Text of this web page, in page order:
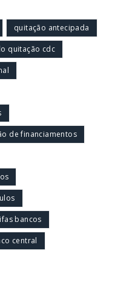
quitação antecipada
quitação cdc
de financiamentos
bancos
central